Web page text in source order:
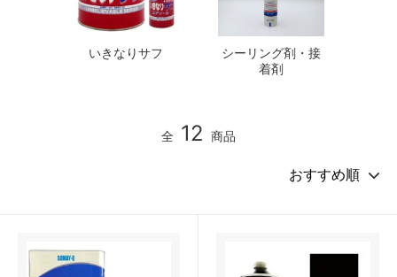
いきなりサフ
シーリング剤・接
着剤
全 12 商品